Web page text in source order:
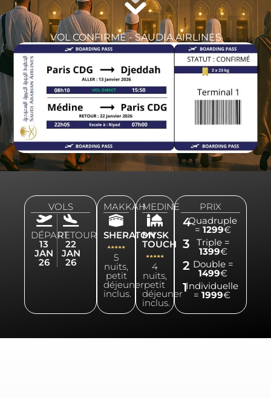
VOL CONFIRMÉ - SAUDIA AIRLINES
VOLS
DÉPART
13
JAN
26
RETOUR
22
JAN
26
MAKKAH
SHERATON
5
nuits,
petit
déjeuner
inclus.
MEDINE
MYSK
TOUCH
4
nuits,
petit
déjeuner
inclus.
PRIX
4Quadruple
= 1299€
3 Triple =
1399€
2 Double =
1499€
1Individuelle
= 1999€